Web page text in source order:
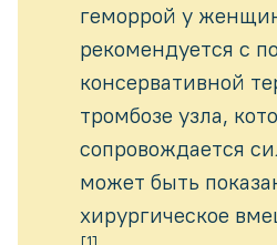
геморрой у
рекомендуется с
консервативной
тромбозе узла,
сопровождается
может быть
хирургическое